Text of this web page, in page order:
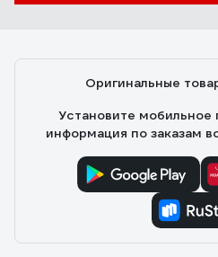
Оригинальные
Установите мобильное
информация по заказам